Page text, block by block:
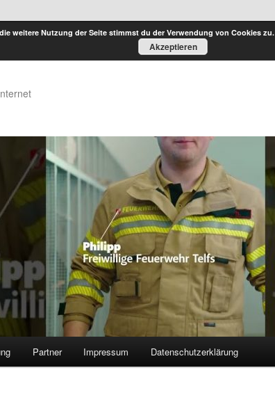
Partner Impressum Datenschutzerklärung
weitere Nutzung der Seite stimmst du der Verwendung von Cookies zu.
Akzeptieren